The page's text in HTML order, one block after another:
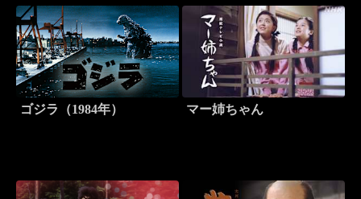
ゴジラ（1984年） マー姉ちゃん